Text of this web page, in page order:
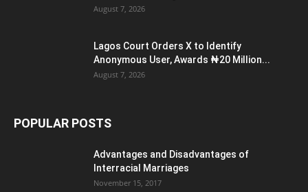
August 7, 2026
Lagos Court Orders X to Identify
Anonymous User, Awards ₦20 Million...
August 7, 2026
POPULAR POSTS
Advantages and Disadvantages of
Interracial Marriages
November 15, 2017